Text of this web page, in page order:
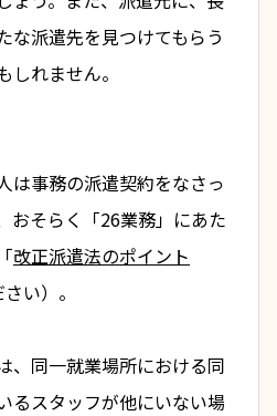
な派遣先を見つけてもらう
しれません。
は事務の派遣契約をなさっ
おそらく「26業務」にあた
改正派遣法のポイント
い）。
、同一就業場所における同
るスタッフが他にいない場